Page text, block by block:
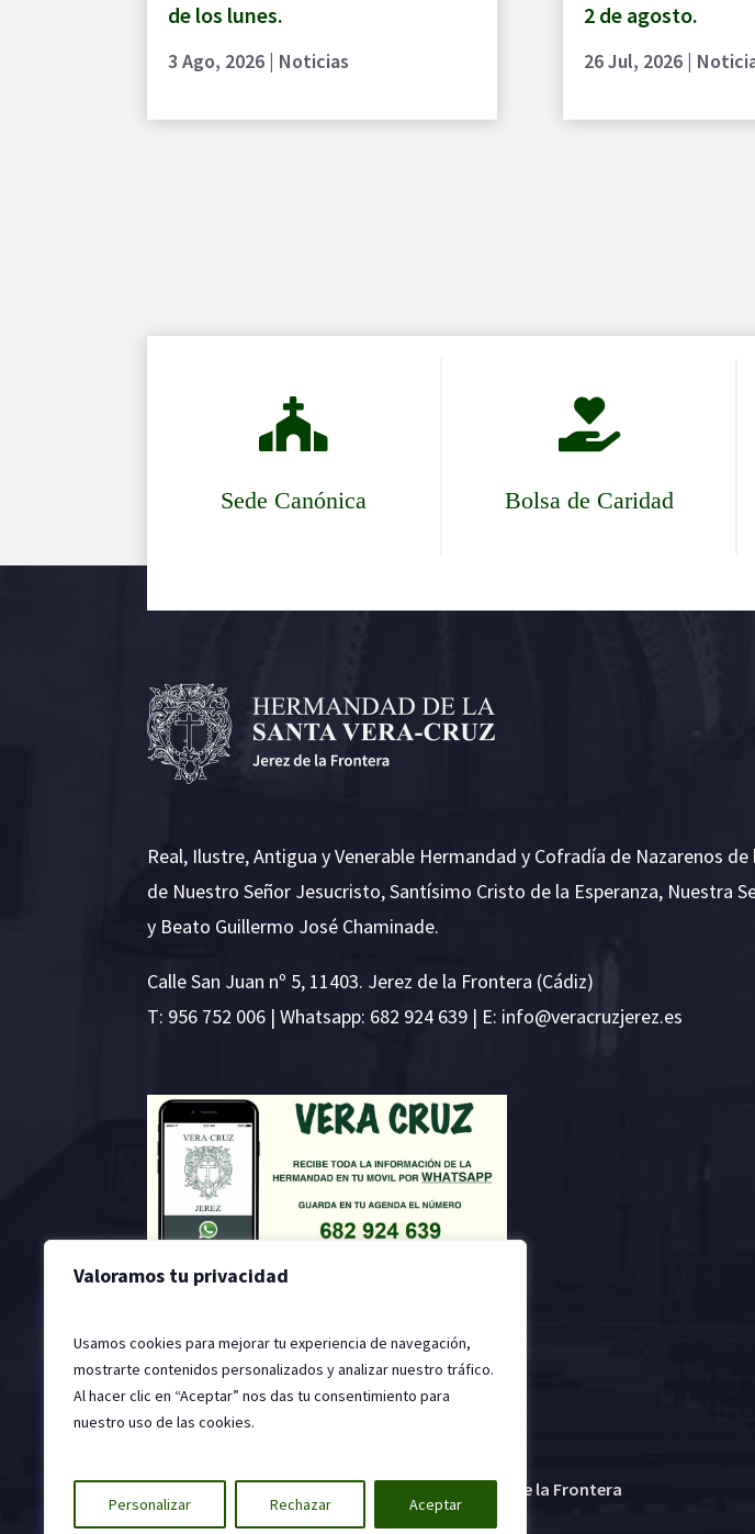
Valoramos tu privacidad
Usamos cookies para mejorar tu experiencia de navegación,
mostrarte contenidos personalizados y analizar nuestro tráfico.
Al hacer clic en “Aceptar” nos das tu consentimiento para
nuestro uso de las cookies.
Personalizar Rechazar Aceptar
de los lunes.
3 Ago, 2026 | Noticias
2 de agosto.
26 Jul, 2026|

Sede Canónica

Bolsa de Caridad
Real, Ilustre, Antigua y Venerable Hermandad y Cofradía de Nazarenos de
de Nuestro Señor Jesucristo, Santísimo Cristo de la Esperanza, Nuestra
y Beato Guillermo José Chaminade.
Calle San Juan nº 5, 11403. Jerez de la Frontera (Cádiz)
T: 956 752 006 | Whatsapp: 682 924 639 | E: se.ze
rejzu
rcare
v@ofn
i
2022 © Hermandad de la Santa Vera Cruz, Jerez de la Frontera